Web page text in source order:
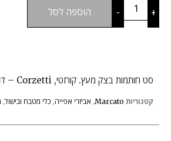
+
- הוספה לסל
סט חותמות בצק מעץ. קורזטי, Corzetti – דוגמת לילי וספירלה
קטגוריות Marcato
, אביזרי אפייה, כלי מטבח ובישול,